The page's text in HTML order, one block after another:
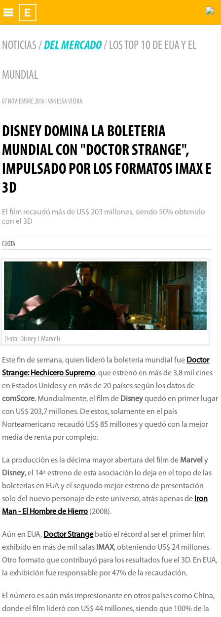
Exhibidor
NOTICIAS /DEL MERCADO/ LOS TOP 10 DE EUA Y EL
MUNDIAL
07 NOVIEMBRE 2016 | VANESSA VIEIRA
DISNEY DOMINA LA BOLETERIA
MUNDIAL CON "DOCTOR STRANGE",
IMPULSADO POR LOS FORMATOS IMAX E
3D
El film recaudó más de US$ 203 millones, siendo 50% obtenido
con el 3D
CUOTA
(Foto: Disney l Marvel)
Este fin de semana, quien lideró la boleteria mundial fue Doctor
Strange: Hechicero Supremo, que estrenó en más de 3,8 mil cines
en Estados Unidos y en más de 20 países según los datos de
comScore. Mundialmente, el film de Disneyquedó en primer lugar
con US$ 203,7 millones. De estos, solamente en el país
Norteamericano recaudó US$ 85 millones y quedó con la mejor
media de renta por complejo.
La producción es la décima mayor abertura del film de Marvel y
Disney, el 14ª estreno de esta asociación lo deja en el topo de las
boleterias en EUA y el segundo mejor estreno de presentación
solo del nuevo personaje de este universo, atrás apenas de Iron
Man - El Hombre de Hierro (2008).
Aún en EUA, Doctor Strange batió el récord al ser el primer film
exhibido en más de mil salas IMAX, obteniendo US$ 24 millones.
Otro formato que contribuyó para los resultados fue el 3D. En EUA,
la exhibición fue responsable por 47% de la recaudación.
El número es aún más impresionante en otros países como China,
donde el film lideró con US$ 44 millones, siendo que 100% de la